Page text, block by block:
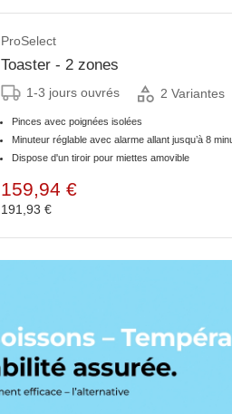
ProSelect
Toaster - 2 zones
1-3 jours ouvrés 2 Variantes
Pinces avec poignées isolées
Minuteur réglable avec alarme allant jusqu’à 8
Dispose d'un tiroir pour miettes amovible
159,94 €
191,93 €